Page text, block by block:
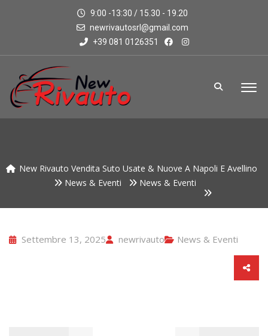
9:00 -13:30 / 15.30 - 19.20
newrivautosrl@gmail.com
+39 081 0126351
New Rivauto Vendita Suto Usate & Nuove A Napoli E Avellino
News & Eventi
News & Eventi
Settembre 13, 2025 newrivauto News & Eventi